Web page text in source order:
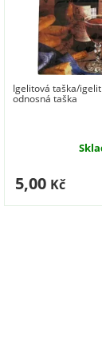
Igelitová taška/
odnosná taška
5,00 Kč